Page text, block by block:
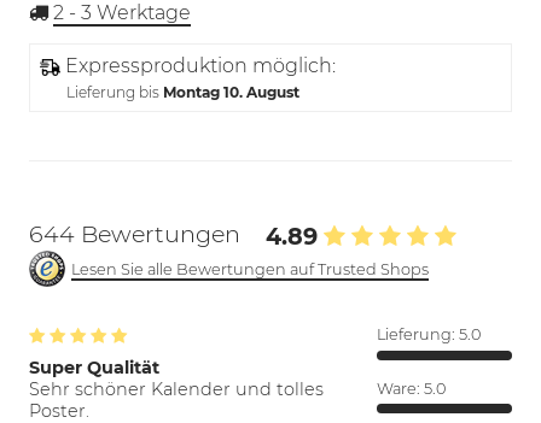
2 - 3 Werktage
Expressproduktion möglich:
Lieferung bis Montag 10. August
644 Bewertungen 4.89
Lesen Sie alle Bewertungen auf Trusted Shops
Super Qualität
Sehr schöner Kalender und tolles
Poster.
Lieferung: 5.0
Ware: 5.0